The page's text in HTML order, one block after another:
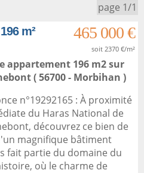
page 1/1
m²
465 000 €
soit 2370 €/m²
appartement 196 m2sur
( 56700 - Morbihan )
n°19292165 : À proximité
du Haras National de
découvrez ce bien de
magnifique bâtiment
fait partie du domaine du
où le charme de